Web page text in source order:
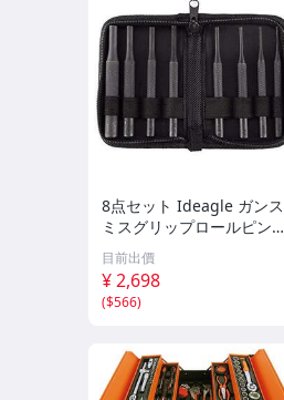
8点セット Ideagle ガンス
ミスグリップロールピンポ
ンチツールセット ピンポ
ンチセット 木工機械の修
理および工芸用 本体にサ
目前出價
¥ 2,698
($566)